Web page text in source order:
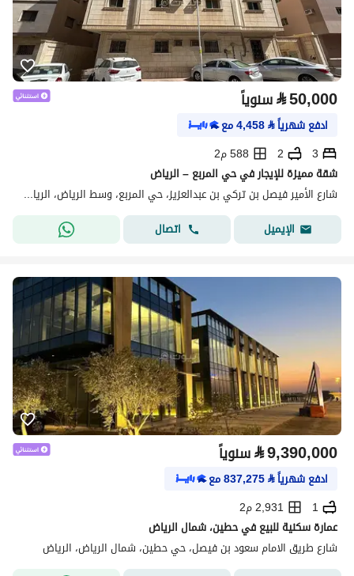
⃁50,000 سنوياً
ادفع شهرياً⃁
4,458مع
3
2
588 م2
شقة مميزة للإيجار في حي المربع – الرياض
شارع الأمير فيصل بن تركي بن عبدالعزيز، حي المربع، وسط الرياض، الرياض
الإيميل
اتصال
⃁9,390,000 سنوياً
ادفع شهرياً⃁
837,275مع
1
2,931 م2
عمارة سكنية للبيع في حطين، شمال الرياض
شارع طريق الامام سعود بن فيصل، حي حطين، شمال الرياض، الرياض